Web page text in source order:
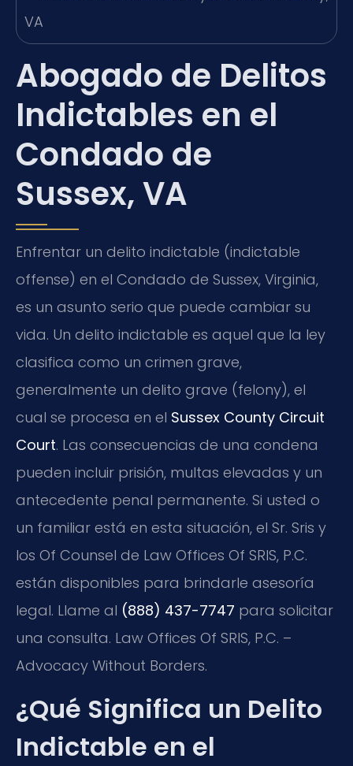
Abogado de Delitos
Indictables en el
Condado de
Sussex, VA
Enfrentar un delito indictable (indictable
offense) en el Condado de Sussex, Virginia,
es un asunto serio que puede cambiar su
vida. Un delito indictable es aquel que la ley
clasifica como un crimen grave,
generalmente un delito grave (felony), el
cual se procesa en el Sussex County Circuit
Court. Las consecuencias de una condena
pueden incluir prisión, multas elevadas y un
antecedente penal permanente. Si usted o
un familiar está en esta situación, el Sr. Sris y
los Of Counsel de Law Offices Of SRIS, P.C.
están disponibles para brindarle asesoría
legal. Llame al (888) 437-7747 para solicitar
una consulta. Law Offices Of SRIS, P.C. –
Advocacy Without Borders.
¿Qué Significa un Delito
Indictable en el